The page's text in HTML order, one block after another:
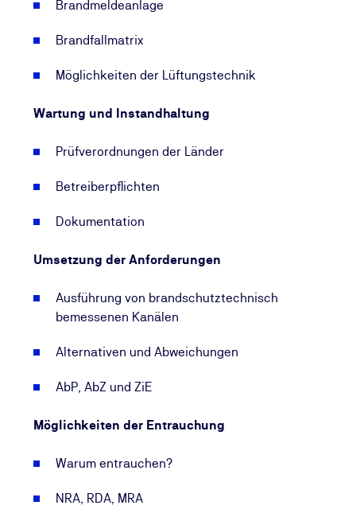
Brandmeldeanlage
Brandfallmatrix
Möglichkeiten der Lüftungstechnik
Wartung und Instandhaltung
Prüfverordnungen der Länder
Betreiberpflichten
Dokumentation
Umsetzung der Anforderungen
Ausführung von brandschutztechnisch
bemessenen Kanälen
Alternativen und Abweichungen
AbP, AbZ und ZiE
Möglichkeiten der Entrauchung
Warum entrauchen?
NRA, RDA, MRA